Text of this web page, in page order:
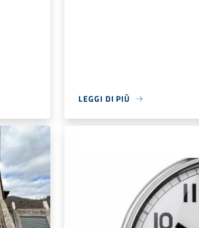
LEGGI DI PIÙ